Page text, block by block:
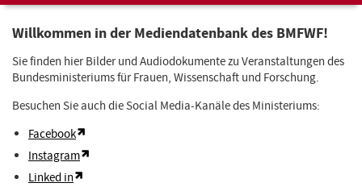
Willkommen in der Mediendatenbank des BMFWF!
Sie finden hier Bilder und Audiodokumente zu Veranstaltungen des
Bundesministeriums für Frauen, Wissenschaft und Forschung.
Besuchen Sie auch die Social Media-Kanäle des Ministeriums:
Facebook
Instagram
Linked in